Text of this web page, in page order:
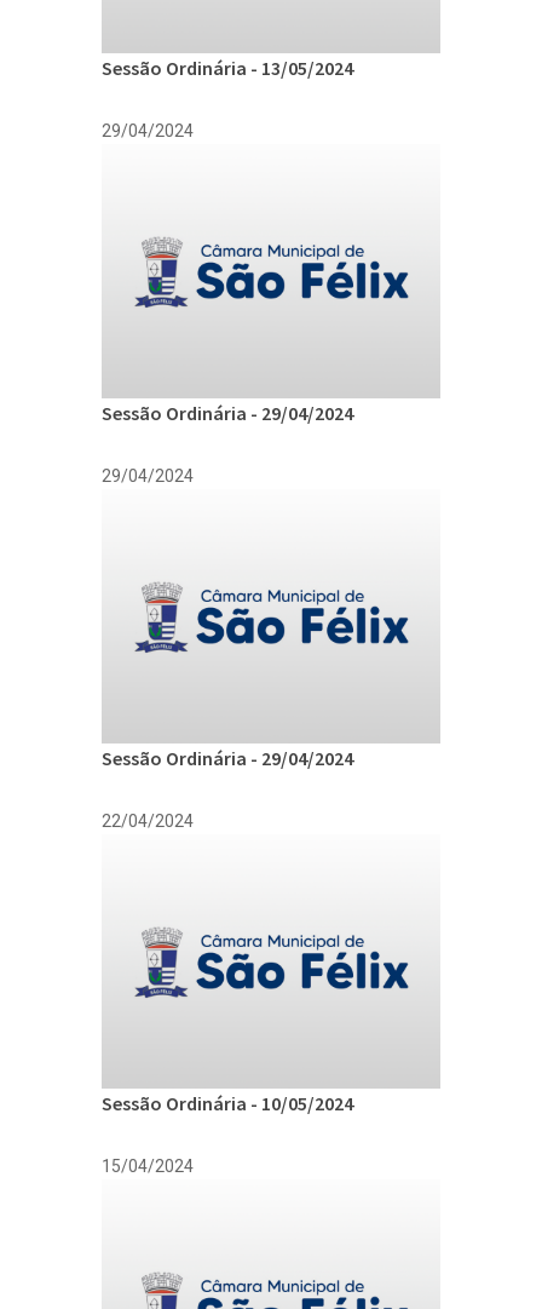
Sessão Ordinária - 13/05/2024
29/04/2024
Sessão Ordinária - 29/04/2024
29/04/2024
Sessão Ordinária - 29/04/2024
22/04/2024
Sessão Ordinária - 10/05/2024
15/04/2024